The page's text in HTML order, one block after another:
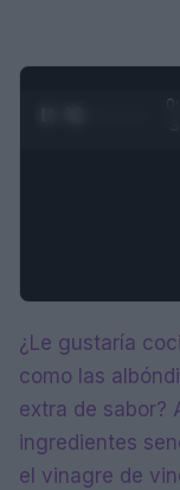
¿Le gustaría
como las
extra de sabor?
ingredientes
el vinagre de